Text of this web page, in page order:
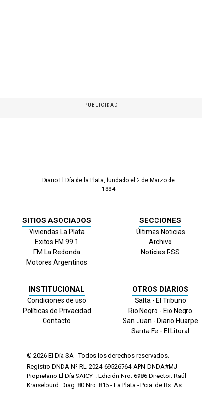
PUBLICIDAD
Diario El Día de la Plata, fundado el 2 de Marzo de
1884
SITIOS ASOCIADOS
Viviendas La Plata
Exitos FM 99.1
FM La Redonda
Motores Argentinos
SECCIONES
Últimas Noticias
Archivo
Noticias RSS
INSTITUCIONAL
Condiciones de uso
Políticas de Privacidad
Contacto
OTROS DIARIOS
Salta - El Tribuno
Rio Negro - Eio Negro
San Juan - Diario Huarpe
Santa Fe - El Litoral
© 2026 El Día SA - Todos los derechos reservados.
Registro DNDA Nº RL-2024-69526764-APN-DNDA#MJ
Propietario El Día SAICYF. Edición Nro. 6986 Director: Raúl
Kraiselburd. Diag. 80 Nro. 815 - La Plata - Pcia. de Bs. As.